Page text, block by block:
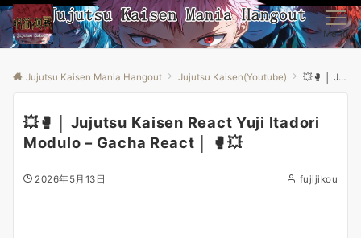
Menu
Jujutsu Kaisen Mania Hangout Jujutsu Kaisen(Youtube) 💥🥊 │ Jujutsu Kaisen React Yuji Itadori Modulo – Gacha React │ 🥊💥
💥🥊 │ Jujutsu Kaisen React Yuji Itadori
Modulo – Gacha React │ 🥊💥
2026年5月13日 fujijikou